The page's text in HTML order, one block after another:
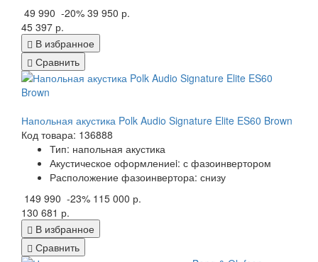
49 990 -20% 39 950 р.
45 397 р.
В избранное
Сравнить
Напольная акустика Polk Audio Signature Elite ES60 Brown
Код товара: 136888
Тип: напольная акустика
Акустическое оформлениеi: с фазоинвертором
Расположение фазоинвертора: снизу
149 990 -23% 115 000 р.
130 681 р.
В избранное
Сравнить